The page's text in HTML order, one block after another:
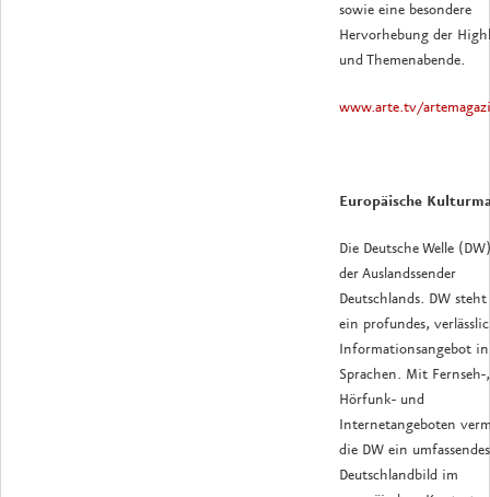
sowie eine besondere
Hervorhebung der
und Themenabende.
www.arte.tv/
Europäische
Die Deutsche Welle
der Auslandssender
Deutschlands. DW
ein profundes,
Informationsangebot
Sprachen. Mit Fernseh-,
Hörfunk- und
Internetangeboten
die DW ein umfassendes
Deutschlandbild im